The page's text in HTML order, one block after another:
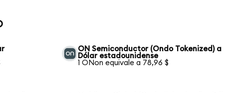
ON Semiconductor (Ondo Tokenized) a
Dólar estadounidense
1 ONon equivale a 78,96 $